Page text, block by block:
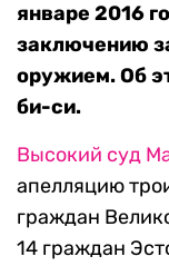
январе 2016
заключению
оружием. Об
би-си.
Высокий суд
апелляцию
граждан
14 граждан